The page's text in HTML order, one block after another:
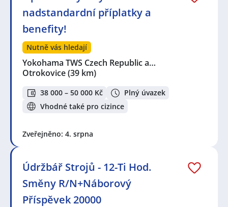
Seznam lokalit v zobrazených inzerátech:
Celá ČR,Otrokovice,Nivnice, Blatnice pod Svatým
Antonínkem
Hluk
Kunovice, okres Uherské Hradiště
Hradiště,Rudice, okres Uherské Hradiště
Hradiště,Bojkovice,Staré Město, okres Uherské
Hradiště,Bzenec,Kaňovice, okres Zlín,
Rohatec,Babice, okres Uherské Hradiště
nadstandardní příplatky a
benefity!
Nutně vás hledají
Yokohama TWS Czech Republic a…
Otrokovice(39 km)
38 000 – 50 000 Kč
Plný úvazek
Vhodné také pro cizince
Zveřejněno: 4. srpna
Údržbář Strojů - 12-Ti Hod.
Směny R/N+Náborový
Příspěvek 20000